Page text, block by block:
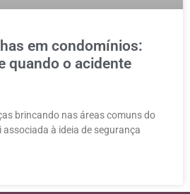
em condomínios:
quando o acidente
brincando nas áreas comuns do
à ideia de segurança